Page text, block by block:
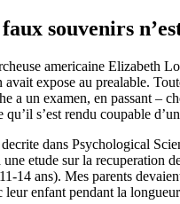
souvenirs
americaine Elizabeth
expose au prealable.
a un examen, en passant –
s’est rendu coupable
dans Psychological
etude sur la recuperation
14 ans). Mes parents
leur enfant pendant la